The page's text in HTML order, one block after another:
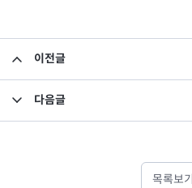
이전글
다음글
목록보기